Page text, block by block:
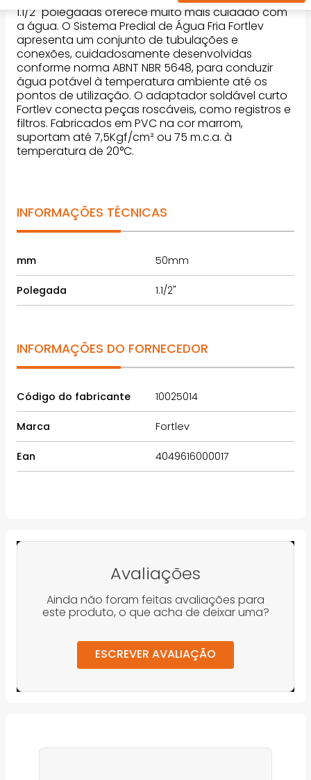
1.1/2" polegadas oferece muito mais cuidado com
a água. O Sistema Predial de Água Fria Fortlev
apresenta um conjunto de tubulações e
conexões, cuidadosamente desenvolvidas
conforme norma ABNT NBR 5648, para conduzir
água potável à temperatura ambiente até os
pontos de utilização. O adaptador soldável curto
Fortlev conecta peças roscáveis, como registros e
filtros. Fabricados em PVC na cor marrom,
suportam até 7,5Kgf/cm² ou 75 m.c.a. à
temperatura de 20°C.
INFORMAÇÕES TÉCNICAS
mm 50mm
Polegada 1.1/2"
INFORMAÇÕES DO FORNECEDOR
Código do fabricante 10025014
Marca Fortlev
Ean 4049616000017
Avaliações
Ainda não foram feitas avaliações para
este produto, o que acha de deixar uma?
ESCREVER AVALIAÇÃO